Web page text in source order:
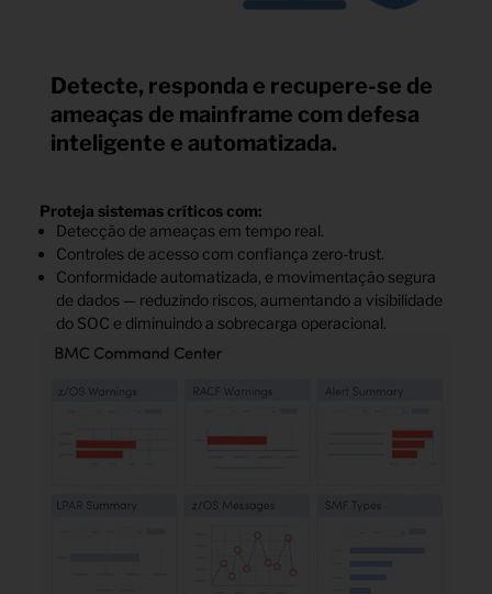
Detecte, responda e recupere-se de
ameaças de mainframe com defesa
inteligente e automatizada.
Proteja sistemas críticos com:
Detecção de ameaças em tempo real.
Controles de acesso com confiança zero-trust.
Conformidade automatizada, e movimentação segura
de dados — reduzindo riscos, aumentando a visibilidade
do SOC e diminuindo a sobrecarga operacional.